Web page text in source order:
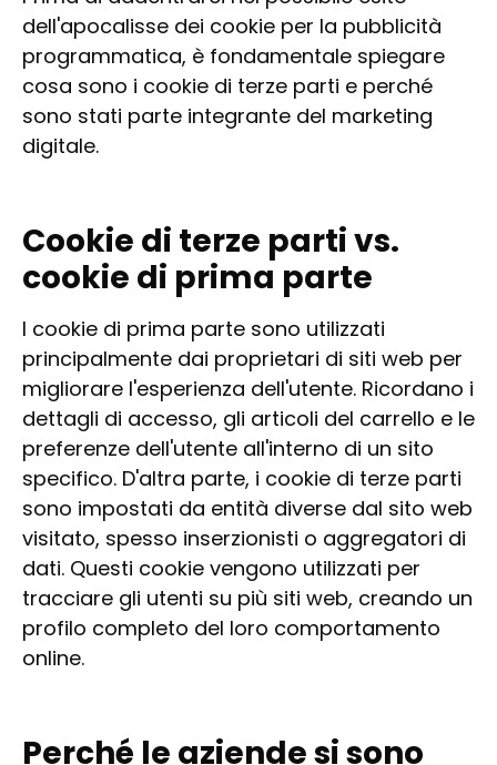
dell'apocalisse dei cookie per la pubblicità
programmatica, è fondamentale spiegare
cosa sono i cookie di terze parti e perché
sono stati parte integrante del marketing
digitale.
Cookie di terze parti vs.
cookie di prima parte
I cookie di prima parte sono utilizzati
principalmente dai proprietari di siti web per
migliorare l'esperienza dell'utente. Ricordano i
dettagli di accesso, gli articoli del carrello e le
preferenze dell'utente all'interno di un sito
specifico. D'altra parte, i cookie di terze parti
sono impostati da entità diverse dal sito web
visitato, spesso inserzionisti o aggregatori di
dati. Questi cookie vengono utilizzati per
tracciare gli utenti su più siti web, creando un
profilo completo del loro comportamento
online.
Perché le aziende si sono